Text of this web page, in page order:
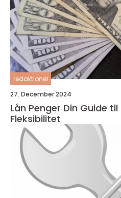
redaktionel
27. December 2024
Lån Penger Din Guide til Økonomisk
Fleksibilitet